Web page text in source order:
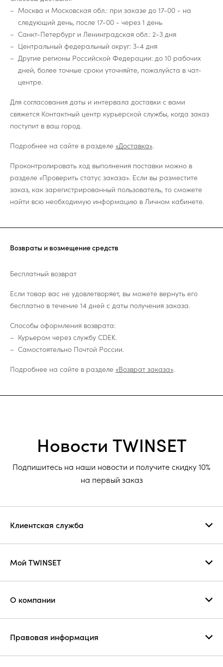
Москва и Московская обл.: при заказе до 17-00 - на
следующий день, после 17-00 - через 1 день
Санкт-Петербург и Ленинградская обл.: 2-3 дня
Центральный федеральный округ: 3-4 дня
Другие регионы Российской Федерации: до 10 рабочих
дней, более точные сроки уточняйте, пожалуйста в чат-
центре.
Для согласования даты и интервала доставки с вами
свяжется Контактный центр курьерской службы, когда заказ
поступит в ваш город.
Подробнее на сайте в разделе «Доставка».
Проконтролировать ход выполнения поставки можно в
разделе «Проверить статус заказа». Если вы разместите
заказ, как зарегистрированный пользователь, то сможете
найти всю необходимую информацию в Личном кабинете.
Возвраты и возмещение средств
Бесплатный возврат
Если товар вас не удовлетворяет, вы можете вернуть его
бесплатно в течение 14 дней с даты получения заказа.
Способы оформления возврата:
Курьером через службу CDEK.
Самостоятельно Почтой России.
Подробнее на сайте в разделе «Возврат заказа».
Новости TWINSET
Подпишитесь на наши новости и получите скидку 10%
на первый заказ
Клиентская служба
Мой TWINSET
О компании
Правовая информация